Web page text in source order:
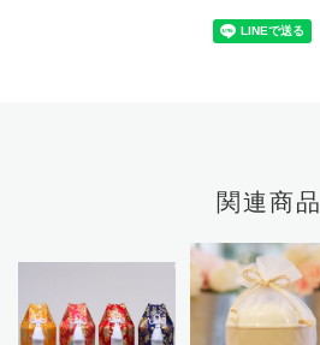
関連商品